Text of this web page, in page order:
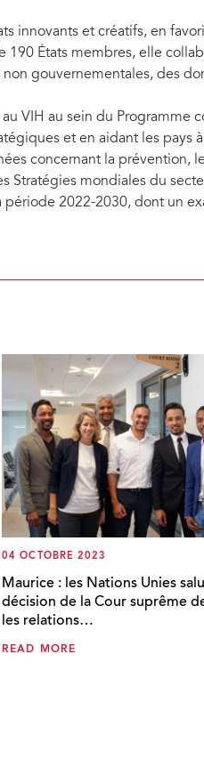
innovants et créatifs, en
190 États membres, elle
gouvernementales, des
VIH au sein du Programme
et en aidant les
concernant la prévention,
Stratégies mondiales du
2022-2030, dont un
04 OCTOBRE 2023
Maurice : les Nations Unies
décision de la Cour suprême
les relations…
READ MORE